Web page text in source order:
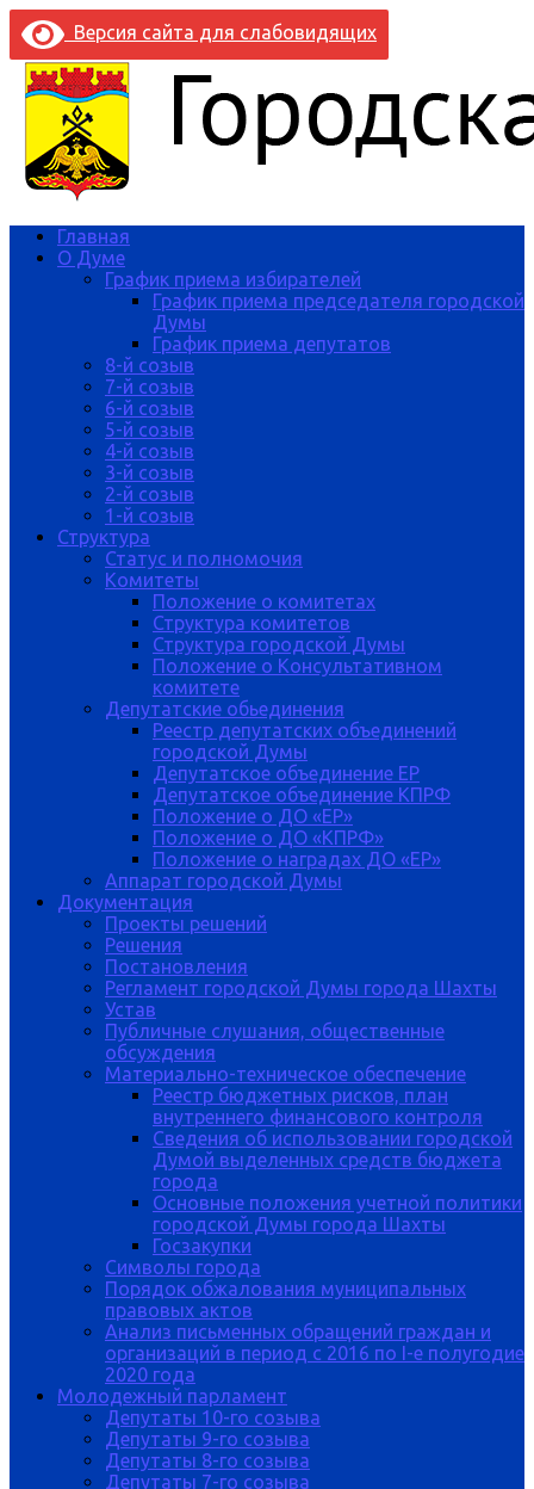
Версия сайта для слабовидящих
Главная
О Думе
График приема избирателей
График приема председателя городской
Думы
График приема депутатов
8-й созыв
7-й созыв
6-й созыв
5-й созыв
4-й созыв
3-й созыв
2-й созыв
1-й созыв
Структура
Статус и полномочия
Комитеты
Положение о комитетах
Структура комитетов
Структура городской Думы
Положение о Консультативном
комитете
Депутатские обьединения
Реестр депутатских объединений
городской Думы
Депутатское объединение ЕР
Депутатское объединение КПРФ
Положение о ДО «ЕР»
Положение о ДО «КПРФ»
Положение о наградах ДО «ЕР»
Аппарат городской Думы
Документация
Проекты решений
Решения
Постановления
Регламент городской Думы города Шахты
Устав
Публичные слушания, общественные
обсуждения
Материально-техническое обеспечение
Реестр бюджетных рисков, план
внутреннего финансового контроля
Сведения об использовании городской
Думой выделенных средств бюджета
города
Основные положения учетной политики
городской Думы города Шахты
Госзакупки
Символы города
Порядок обжалования муниципальных
правовых актов
Анализ письменных обращений граждан и
организаций в период с 2016 по I-е полугодие
2020 года
Молодежный парламент
Депутаты 10-го созыва
Депутаты 9-го созыва
Депутаты 8-го созыва
Депутаты 7-го созыва